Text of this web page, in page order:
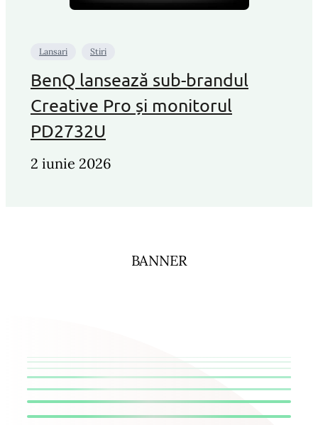
Lansari Stiri
BenQ lansează sub-brandul
Creative Pro și monitorul
PD2732U
2 iunie 2026
BANNER